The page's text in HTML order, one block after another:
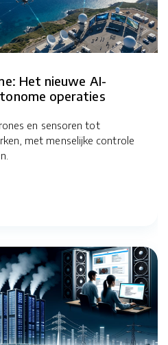
Het nieuwe AI-
operaties
en sensoren tot
met menselijke controle